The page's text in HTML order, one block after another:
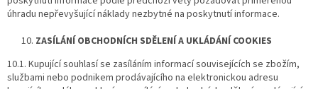
úhradu nepřevyšující náklady nezbytné na poskytnutí informace.
ZASÍLÁNÍ OBCHODNÍCH SDĚLENÍ A UKLÁDÁNÍ COOKIES
10.1. Kupující souhlasí se zasíláním informací souvisejících se zbožím,
službami nebo podnikem prodávajícího na elektronickou adresu